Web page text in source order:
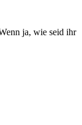
ja, wie seid ihr